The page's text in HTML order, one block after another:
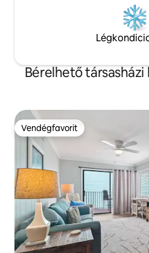
Bérelhető társasházi
Vendégfavorit
Vendégfavorit